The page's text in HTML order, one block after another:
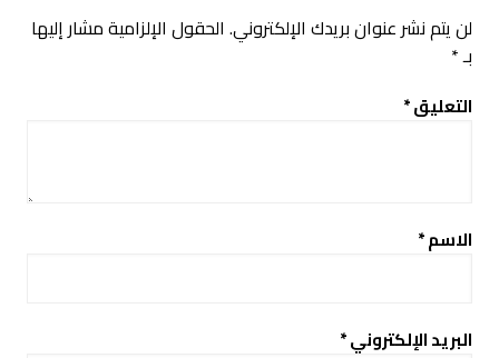
لن يتم نشر عنوان بريدك الإلكتروني. الحقول الإلزامية مشار إليها
بـ*
التعليق*
الاسم*
البريد الإلكتروني*